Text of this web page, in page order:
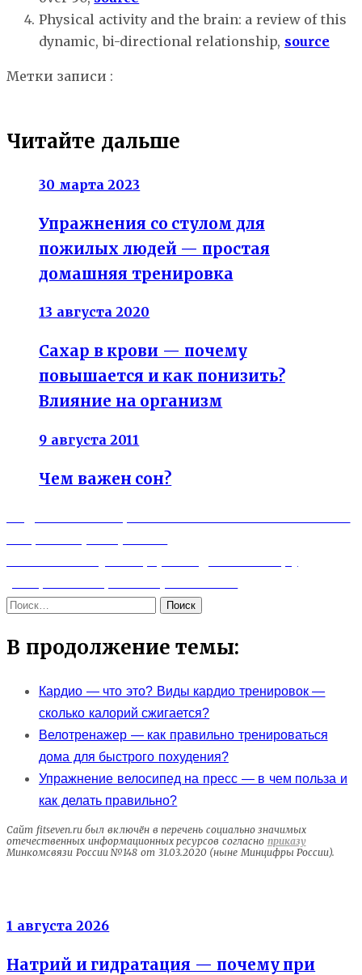
Physical activity and the brain: a review of this
dynamic, bi-directional relationship, source
Метки записи :
Читайте дальше
30 марта 2023
Упражнения со стулом для
пожилых людей — простая
домашняя тренировка
13 августа 2020
Сахар в крови — почему
повышается и как понизить?
Влияние на организм
9 августа 2011
Чем важен сон?
Навигация
по
записям
Найти:
В продолжение темы:
Кардио — что это? Виды кардио тренировок —
сколько калорий сжигается?
Велотренажер — как правильно тренироваться
дома для быстрого похудения?
Упражнение велосипед на пресс — в чем польза и
как делать правильно?
Сайт fitseven.ru был включён в перечень социально значимых
отечественных информационных ресурсов согласно приказу
Минкомсвязи России №148 от 31.03.2020 (ныне Минцифры России).
1 августа 2026
Натрий и гидратация — почему при